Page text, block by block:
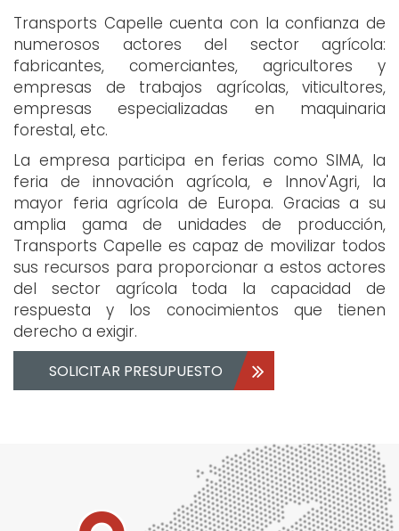
Transports Capelle cuenta con la confianza de
numerosos actores del sector agrícola:
fabricantes, comerciantes, agricultores y
empresas de trabajos agrícolas, viticultores,
empresas especializadas en maquinaria
forestal, etc.
La empresa participa en ferias como SIMA, la
feria de innovación agrícola, e Innov'Agri, la
mayor feria agrícola de Europa. Gracias a su
amplia gama de unidades de producción,
Transports Capelle es capaz de movilizar todos
sus recursos para proporcionar a estos actores
del sector agrícola toda la capacidad de
respuesta y los conocimientos que tienen
derecho a exigir.
SOLICITAR PRESUPUESTO